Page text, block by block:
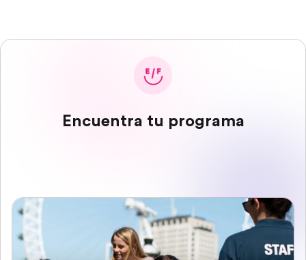
Encuentra tu programa